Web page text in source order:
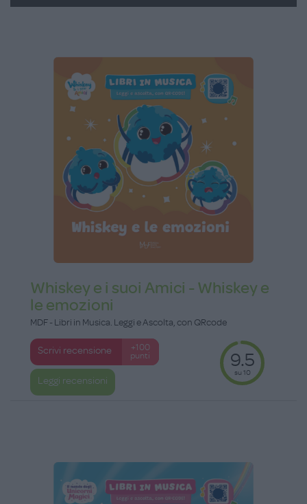
Whiskey e i suoi Amici - Whiskey e
le emozioni
MDF - Libri in Musica. Leggi e Ascolta, con QRcode
Scrivi recensione
+100
punti
Leggi recensioni
9.5
su 10